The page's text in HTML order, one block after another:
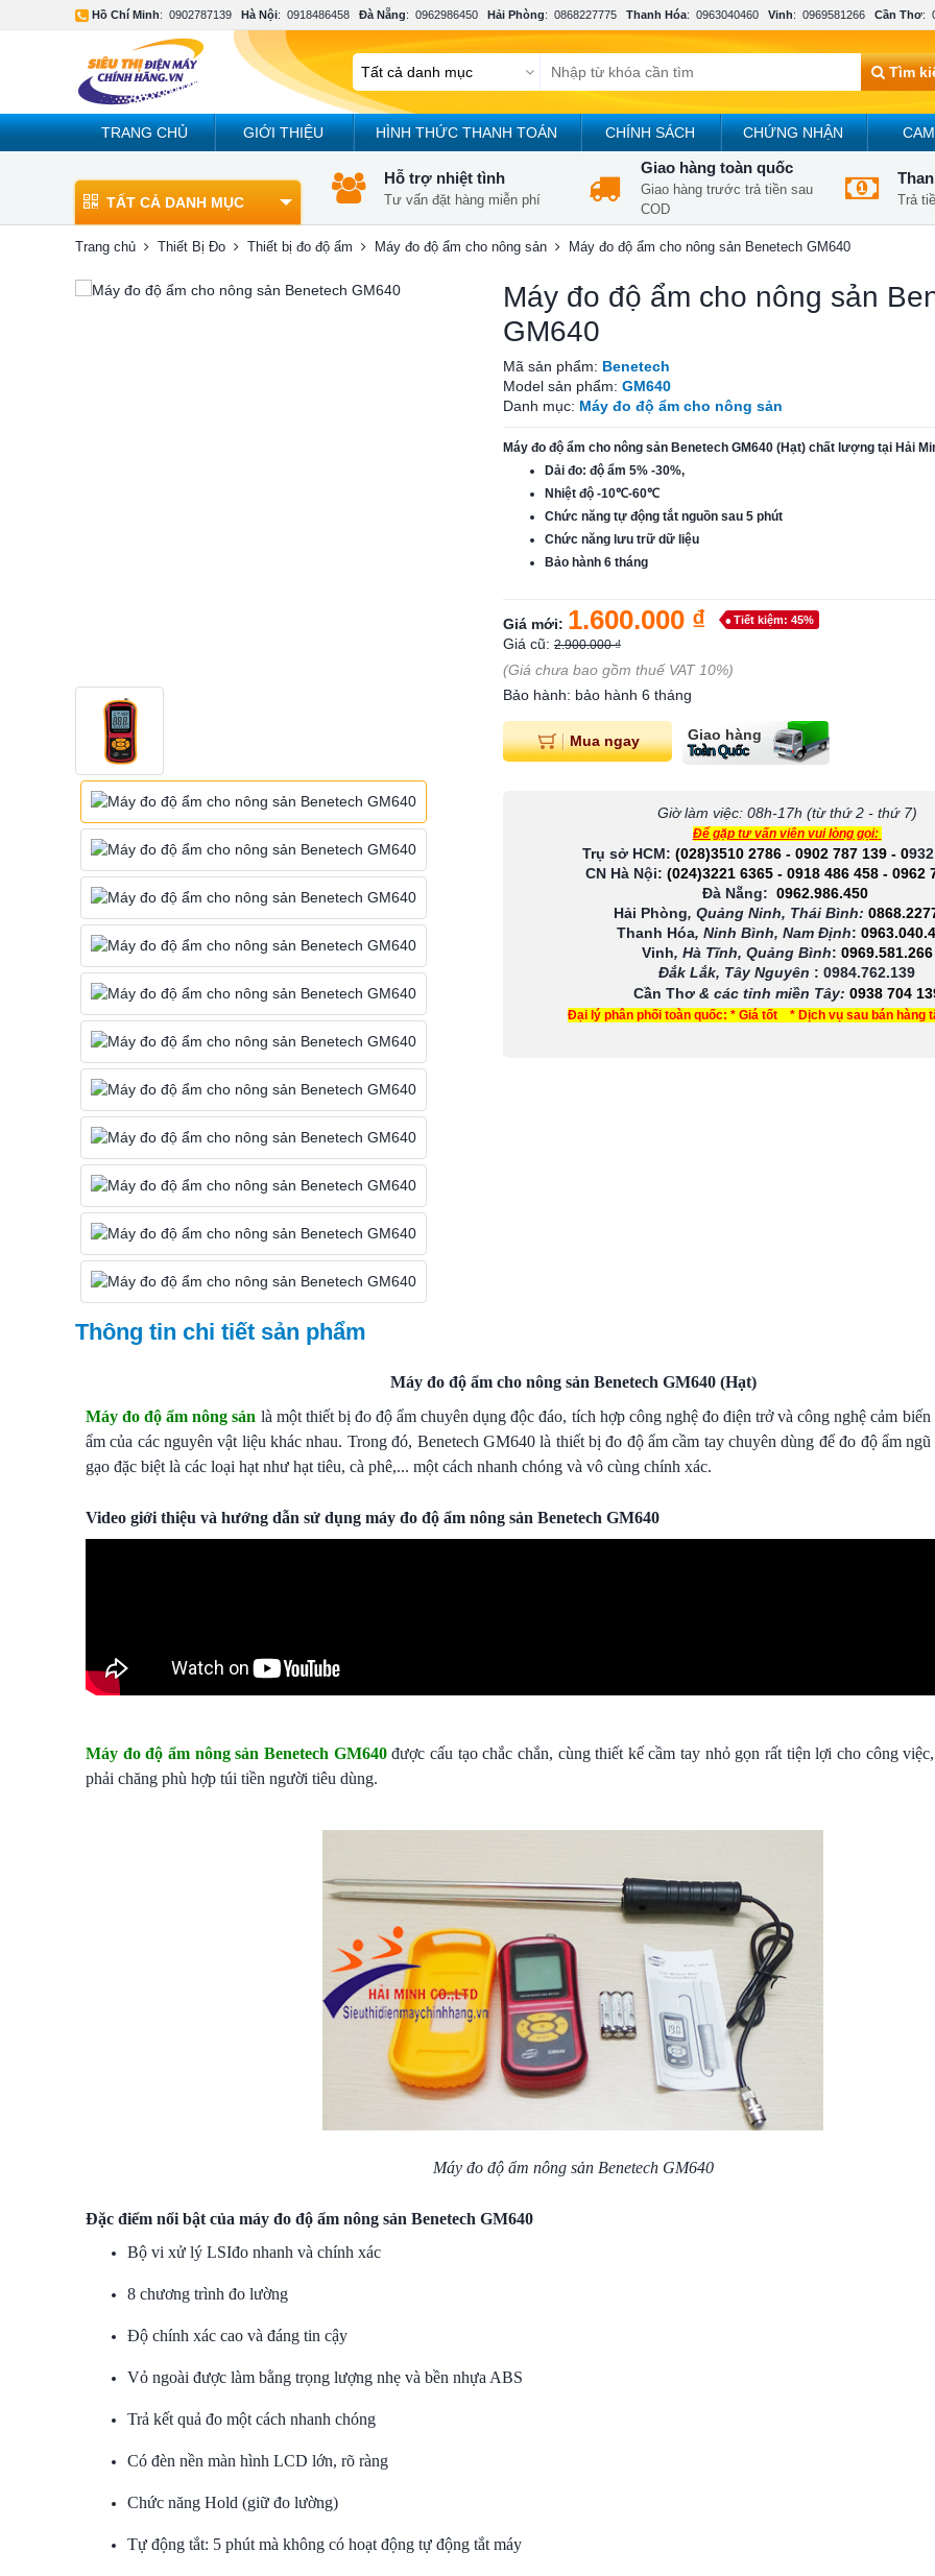
Hồ Chí Minh: 0902787139 Hà Nội: 0918486458 Đà Nẵng: 0962986450 Hải Phòng: 0868227775 Thanh Hóa: 0963040460 Vinh: 0969581266 Cần Thơ:
Tìm
TRANG CHỦ GIỚI THIỆU HÌNH THỨC THANH TOÁN CHÍNH SÁCH CHỨNG NHẬN
TẤT CẢ DANH MỤC
Hỗ trợ nhiệt tình
Tư vấn đặt hàng miễn phí
Giao hàng toàn quốc
Giao hàng trước trả tiền sau
COD
Trả
Trang chủ Thiết Bị Đo Thiết bị đo độ ẩm Máy đo độ ẩm cho nông sản Máy đo độ ẩm cho nông sản Benetech GM640
Máy đo độ ẩm cho nông sản
GM640
Mã sản phẩm: Benetech
Model sản phẩm: GM640
Danh mục: Máy đo độ ẩm cho nông sản
Máy đo độ ẩm cho nông sản Benetech GM640 (Hạt) chất lượng tại Hải
Dải đo: độ ẩm 5% -30%,
Nhiệt độ -10℃-60℃
Chức năng tự động tắt nguồn sau 5 phút
Chức năng lưu trữ dữ liệu
Bảo hành 6 tháng
Giá mới: 1.600.000 ₫ Tiết kiệm: 45%
Giá cũ: 2.900.000 ₫
(Giá chưa bao gồm thuế VAT 10%)
Bảo hành: bảo hành 6 tháng
Mua ngay Giao hàng
Toàn Quốc
Giờ làm việc: 08h-17h (từ thứ 2 - thứ 7)
Để gặp tư vấn viên vui lòng gọi:
Trụ sở HCM: (028)3510 2786 - 0902 787 139- 0
CN Hà Nội: (024)3221 6365 - 0918 486 458 - 0962
Đà Nẵng: 0962.986.450
Hải Phòng, Quảng Ninh, Thái Bình:
Thanh Hóa, Ninh Bình, Nam Định:
Vinh, Hà Tĩnh, Quảng Bình: 0969.581.266
Đắk Lắk, Tây Nguyên : 0984.762.139
Cần Thơ & các tỉnh miền Tây: 0938 704
Đại lý phân phối toàn quốc: * Giá tốt * Dịch vụ sau bán hàng
Thông tin chi tiết sản phẩm
Máy đo độ ẩm cho nông sản Benetech GM640 (Hạt)
Máy đo độ ẩm nông sản là một thiết bị đo độ ẩm chuyên dụng độc đáo, tích hợp công nghệ đo điện trở và công nghệ cảm
ẩm của các nguyên vật liệu khác nhau. Trong đó, Benetech GM640 là thiết bị đo độ ẩm cầm tay chuyên dùng để đo độ ẩm ngũ
gạo đặc biệt là các loại hạt như hạt tiêu, cà phê,... một cách nhanh chóng và vô cùng chính xác.
Video giới thiệu và hướng dẫn sử dụng máy đo độ ẩm nông sản Benetech GM640
Máy đo độ ẩm nông sản Benetech GM640được cấu tạo chắc chắn, cùng thiết kế cầm tay nhỏ gọn rất tiện lợi cho công
phải chăng phù hợp túi tiền người tiêu dùng.
Máy đo độ ẩm nông sản Benetech GM640
Đặc điểm nổi bật của máy đo độ ẩm nông sản Benetech GM640
Bộ vi xử lý LSIđo nhanh và chính xác
8 chương trình đo lường
Độ chính xác cao và đáng tin cậy
Vỏ ngoài được làm bằng trọng lượng nhẹ và bền nhựa ABS
Trả kết quả đo một cách nhanh chóng
Có đèn nền màn hình LCD lớn, rõ ràng
Chức năng Hold (giữ đo lường)
Tự động tắt: 5 phút mà không có hoạt động tự động tắt máy